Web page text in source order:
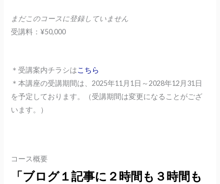
まだこのコースに登録していません
受講料：¥50,000
＊受講案内チラシはこちら
＊本講座の受講期間は、2025年11月1日～2028年12月31日
を予定しております。（受講期間は変更になることがござ
います。）
コース概要
「ブログ１記事に２時間も３時間も